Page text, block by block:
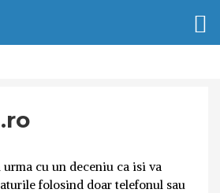
cu un deceniu ca isi va
folosind doar telefonul sau